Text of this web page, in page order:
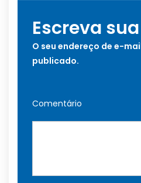
Escreva
O seu endereço de e-
publicado.
Comentário